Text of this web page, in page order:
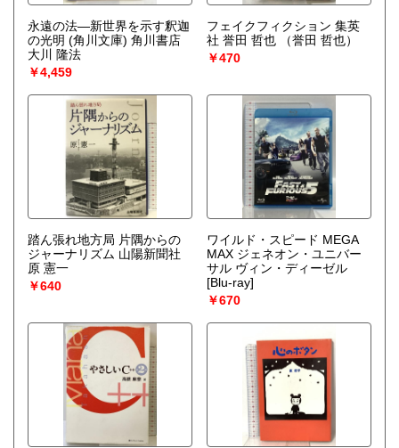
永遠の法―新世界を示す釈迦
の光明 (角川文庫) 角川書店
大川 隆法
￥4,459
フェイクフィクション 集英
社 誉田 哲也
（誉田 哲也）
￥470
踏ん張れ地方局 片隅からの
ジャーナリズム 山陽新聞社
原 憲一
￥640
ワイルド・スピード MEGA
MAX ジェネオン・ユニバー
サル ヴィン・ディーゼル
[Blu-ray]
￥670